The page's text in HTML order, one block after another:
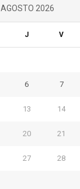
AGOSTO 2026
J V
6 7
13 14
20 21
27 28